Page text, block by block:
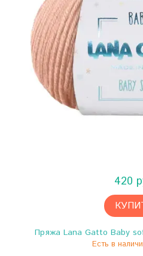
420
Пряжа Lana Gatto Baby
Есть в